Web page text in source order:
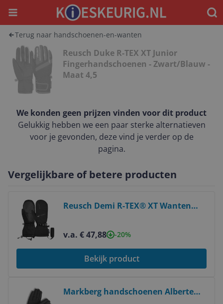
Menu
Terug naar handschoenen-en-wanten
Reusch Duke R-TEX XT Junior
Fingerhandschoenen - Zwart/Blauw -
Maat 4,5
We konden geen prijzen vinden voor dit product
Gelukkig hebben we een paar sterke alternatieven
voor je gevonden, deze vind je verder op de
pagina.
Vergelijkbare of betere producten
Reusch Demi R-TEX® XT Wanten
Waterdicht - Herfst/Winter 2023
v.a. € 47,88 -20%
Bekijk product
Bekijk product
Markberg handschoenen Alberte